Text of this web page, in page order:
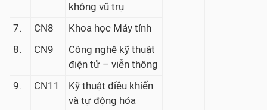
không vũ trụ
7.
CN8
Khoa học Máy tính
8.
CN9
Công nghệ kỹ thuật
điện tử – viễn thông
9.
CN11
Kỹ thuật điều khiển
và tự động hóa